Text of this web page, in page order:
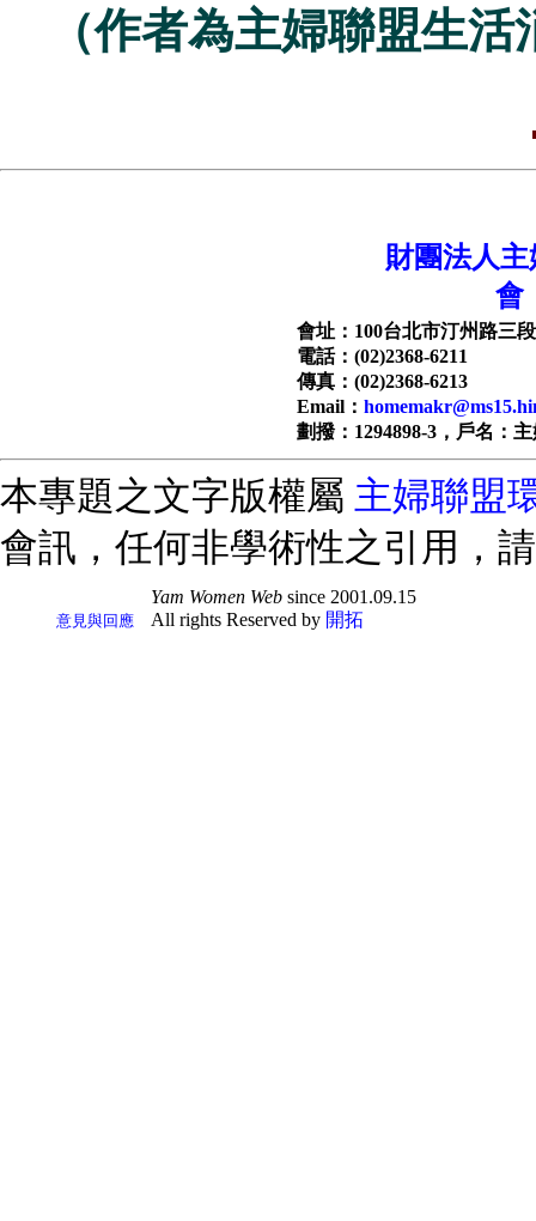
（作者為主婦聯盟生
財團法人
會
會址：100台北市汀州路三
電話：(02)2368-6211
傳真：(02)2368-6213
Email：
劃撥：1294898-3，戶名：
本專題之文字版權屬 主婦聯盟
會訊，任何非學術性之引用，
意見與回應
Yam Women Web since 2001.09.15
All rights Reserved by 開拓